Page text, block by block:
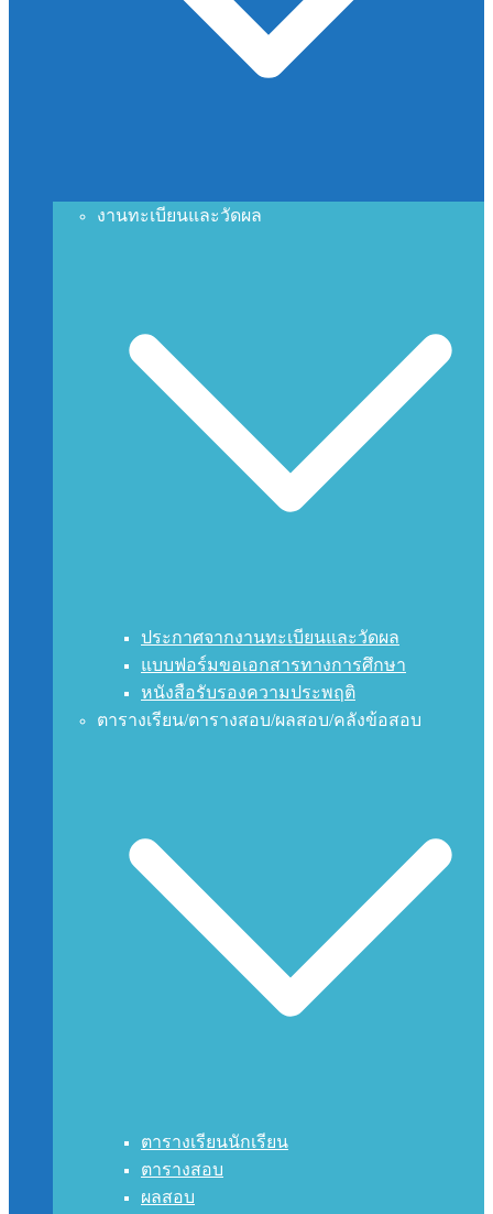
งานทะเบียนและวัดผล
ประกาศจากงานทะเบียนและวัดผล
แบบฟอร์มขอเอกสารทางการศึกษา
หนังสือรับรองความประพฤติ
ตารางเรียน/ตารางสอบ/ผลสอบ/คลังข้อสอบ
ตารางเรียนนักเรียน
ตารางสอบ
ผลสอบ